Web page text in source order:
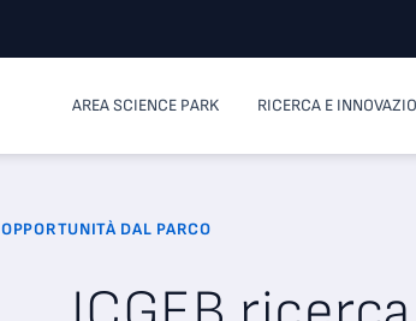
AREA SCIENCE PARK RICERCA E
OPPORTUNITÀ DAL PARCO